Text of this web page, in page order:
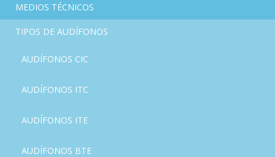
MEDIOS TÉCNICOS
TIPOS DE AUDÍFONOS
AUDÍFONOS CIC
AUDÍFONOS ITC
AUDÍFONOS ITE
AUDÍFONOS BTE